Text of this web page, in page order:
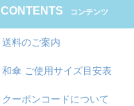
CONTENTS コンテンツ
送料のご案内
和傘 ご使用サイズ目安表
クーポンコードについて